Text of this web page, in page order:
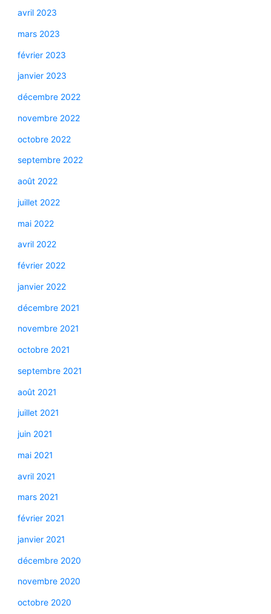
avril 2023
mars 2023
février 2023
janvier 2023
décembre 2022
novembre 2022
octobre 2022
septembre 2022
août 2022
juillet 2022
mai 2022
avril 2022
février 2022
janvier 2022
décembre 2021
novembre 2021
octobre 2021
septembre 2021
août 2021
juillet 2021
juin 2021
mai 2021
avril 2021
mars 2021
février 2021
janvier 2021
décembre 2020
novembre 2020
octobre 2020